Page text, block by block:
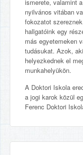
ismerete, valamint
nyilvános vitában
fokozatot
hallgatóink egy
más egyetemeken
tudásukat. Azok,
helyezkednek el
munkahelyükön.
A Doktori Iskola
a jogi karok közül
Ferenc Doktori